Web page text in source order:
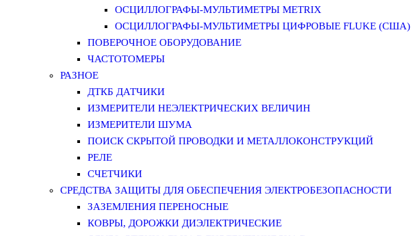
ОСЦИЛЛОГРАФЫ-МУЛЬТИМЕТРЫ METRIX
ОСЦИЛЛОГРАФЫ-МУЛЬТИМЕТРЫ ЦИФРОВЫЕ FLUKE (США)
ПОВЕРОЧНОЕ ОБОРУДОВАНИЕ
ЧАСТОТОМЕРЫ
РАЗНОЕ
ДТКБ ДАТЧИКИ
ИЗМЕРИТЕЛИ НЕЭЛЕКТРИЧЕСКИХ ВЕЛИЧИН
ИЗМЕРИТЕЛИ ШУМА
ПОИСК СКРЫТОЙ ПРОВОДКИ И МЕТАЛЛОКОНСТРУКЦИЙ
РЕЛЕ
СЧЕТЧИКИ
СРЕДСТВА ЗАЩИТЫ ДЛЯ ОБЕСПЕЧЕНИЯ ЭЛЕКТРОБЕЗОПАСНОСТИ
ЗАЗЕМЛЕНИЯ ПЕРЕНОСНЫЕ
КОВРЫ, ДОРОЖКИ ДИЭЛЕКТРИЧЕСКИЕ